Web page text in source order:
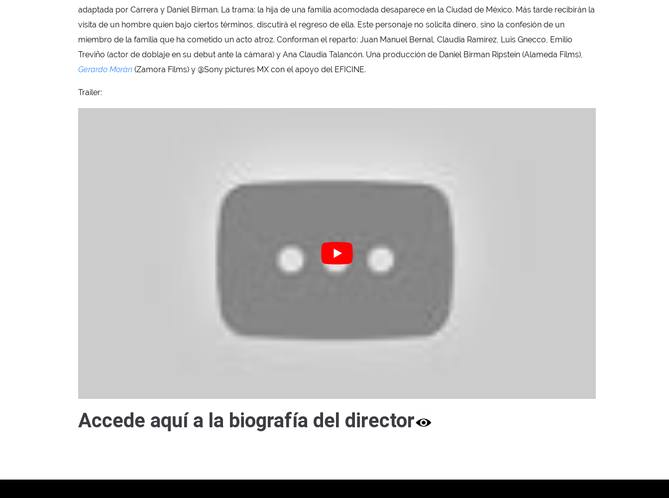
adaptada por Carrera y Daniel Birman. La trama: la hija de una familia acomodada desaparece en la Ciudad de México. Más tarde recibirán la
visita de un hombre quien bajo ciertos términos, discutirá el regreso de ella. Este personaje no solicita dinero, sino la confesión de un
miembro de la familia que ha cometido un acto atroz. Conforman el reparto: Juan Manuel Bernal, Claudia Ramírez, Luis Gnecco, Emilio
Treviño (actor de doblaje en su debut ante la cámara) y Ana Claudia Talancón. Una producción de Daniel Birman Ripstein (Alameda Films),
Gerardo Morán (Zamora Films) y @Sony pictures MX con el apoyo del EFICINE.
Trailer:
Accede aquí a la biografía del director